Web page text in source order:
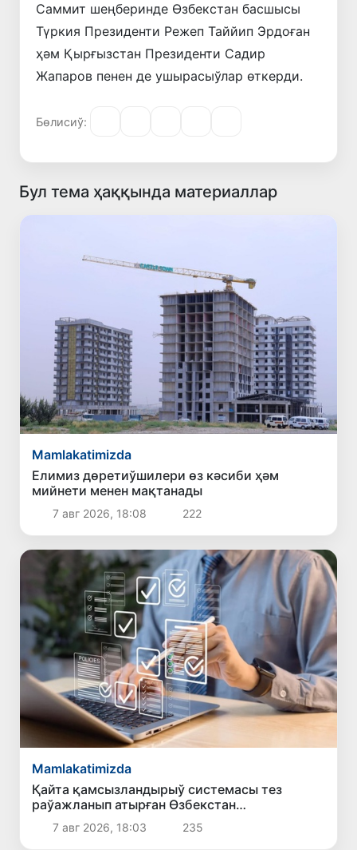
Саммит шеңберинде Өзбекстан басшысы
Түркия Президенти Режеп Таййип Эрдоған
ҳәм Қырғызстан Президенти Садир
Жапаров пенен де ушырасыўлар өткерди.
Бөлисиў:
Бул тема ҳаққында материаллар
Mamlakatimizda
Елимиз дөретиўшилери өз кәсиби ҳәм
мийнети менен мақтанады
7 авг 2026, 18:08 222
Mamlakatimizda
Қайта қамсызландырыў системасы тез
раўажланып атырған Өзбекстан
экономикасы ушын не береди?
7 авг 2026, 18:03 235